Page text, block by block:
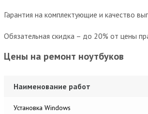
Гарантия на комплектующие и качество
Обязательная скидка – до 20% от цены
Цены на ремонт ноутбуков
Наименование работ
Установка Windows